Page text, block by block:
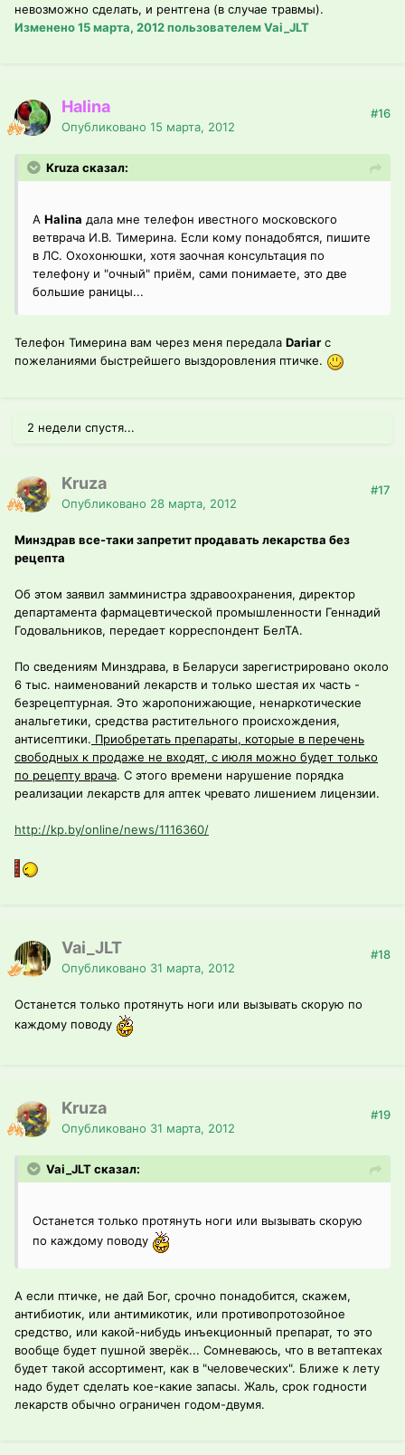
невозможно сделать, и рентгена (в случае травмы).
Изменено15 марта, 2012пользователем Vai_JLT
Halina
Опубликовано 15 марта, 2012
#16
Kruza сказал:
А Halina дала мне телефон ивестного московского
ветврача И.В. Тимерина. Если кому понадобятся, пишите
в ЛС. Оxoxoнюшки, xотя заочная консультация по
телефону и "очный" приём, сами понимаете, это две
большие раницы...
Телефон Тимерина вам через меня передала Dariar с
пожеланиями быстрейшего выздоровления птичке.
2 недели спустя...
Kruza
Опубликовано 28 марта, 2012
#17
Минздрав все-таки запретит продавать лекарства без
рецепта
Об этом заявил замминистра здравоохранения, директор
департамента фармацевтической промышленности Геннадий
Годовальников, передает корреспондент БелТА.
По сведениям Минздрава, в Беларуси зарегистрировано около
6 тыс. наименований лекарств и только шестая их часть -
безрецептурная. Это жаропонижающие, ненаркотические
анальгетики, средства растительного происхождения,
антисептики. Приобретать препараты, которые в перечень
свободных к продаже не входят, с июля можно будет только
по рецепту врача. С этого времени нарушение порядка
реализации лекарств для аптек чревато лишением лицензии.
http://kp.by/online/news/1116360/
Vai_JLT
Опубликовано 31 марта, 2012
#18
Останется только протянуть ноги или вызывать скорую по
каждому поводу
Kruza
Опубликовано 31 марта, 2012
#19
Vai_JLT сказал:
Останется только протянуть ноги или вызывать скорую
по каждому поводу
А если птичке, не дай Бог, срочно понадобится, скажем,
антибиотик, или антимикотик, или противопротозойное
средство, или какой-нибудь инъекционный препарат, то это
вообще будет пушной зверёк... Сомневаюсь, что в ветаптеках
будет такой ассортимент, как в "человеческих". Ближе к лету
надо будет сделать кое-какие запасы. Жаль, срок годности
лекарств обычно ограничен годом-двумя.